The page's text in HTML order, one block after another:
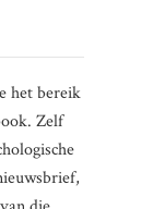
het bereik
Zelf